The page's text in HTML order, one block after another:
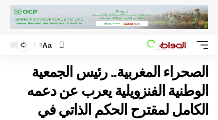
Aa
الصحراء المغربية.. رئيس الجمعية
الوطنية الفنزويلية يعرب عن دعمه
الكامل لمقترح الحكم الذاتي في